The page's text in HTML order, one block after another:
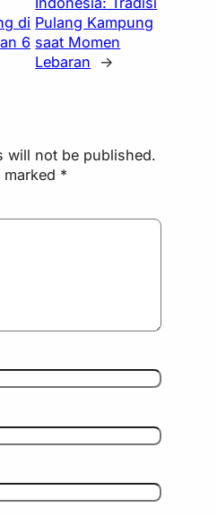
di
6
Pulang Kampung
saat Momen
Lebaran
→
will not be published.
*